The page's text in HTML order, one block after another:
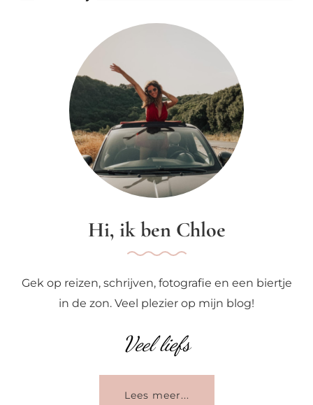
Hi, ik ben Chloe
Gek op reizen, schrijven, fotografie en een biertje
in de zon. Veel plezier op mijn blog!
Veel liefs
Lees meer...